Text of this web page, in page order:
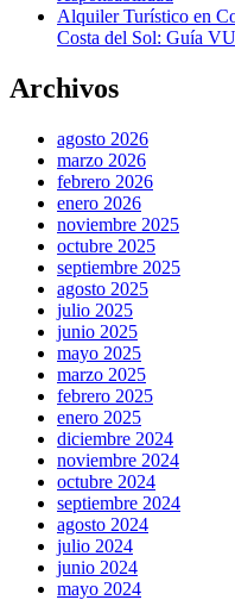
Alquiler Turístico en
Costa del Sol: Guía
Archivos
agosto 2026
marzo 2026
febrero 2026
enero 2026
noviembre 2025
octubre 2025
septiembre 2025
agosto 2025
julio 2025
junio 2025
mayo 2025
marzo 2025
febrero 2025
enero 2025
diciembre 2024
noviembre 2024
octubre 2024
septiembre 2024
agosto 2024
julio 2024
junio 2024
mayo 2024